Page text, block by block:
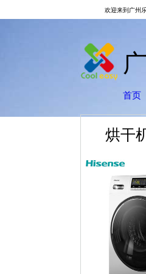
欢迎来到广州
首页
烘干